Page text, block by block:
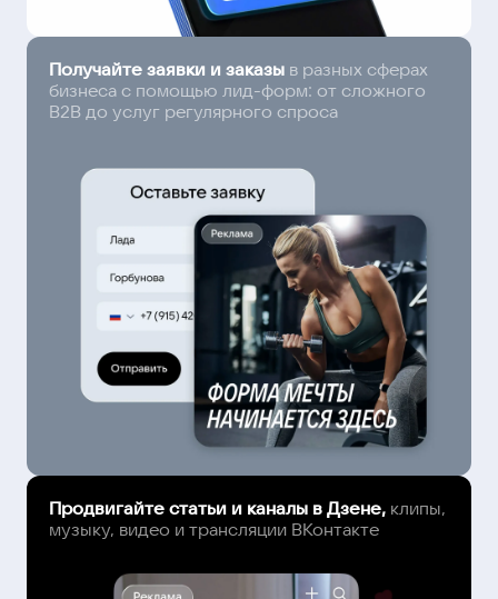
Получайте заявки и заказы в разных сферах
бизнеса с помощью лид-форм: от сложного
B2B до услуг регулярного спроса
Продвигайте статьи и каналы в Дзене, клипы,
музыку, видео и трансляции ВКонтакте